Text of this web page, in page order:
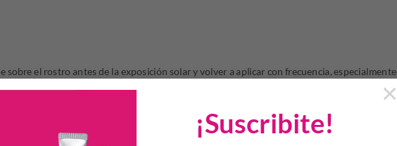
¡Suscribite!
×
sobre el rostro antes de la exposición solar y volver a aplicar con frecuencia, especialmente
o secarse con la toalla para mantener la protección original.
significativamente el nivel de protección.
tiempo al sol, aunque utilices un producto de protección solar.